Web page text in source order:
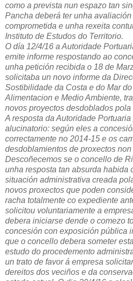
como a prevista nun espazo tan
Pancha deberá ter unha
comprometida e unha rexeita
Instituto de Estudos do Territorio.
O día 12/4/16 a Autoridade
emite informe respostando ao
unha petición recibida o 18 de
solicitaba un novo informe da
Sostibilidade da Costa e do Mar
Alimentacion e Medio Ambiente,
novos proyectos desdoblados
A resposta da Autoridade
alucinatorio: según eles a
correctamente no 2014-15 e os
desdoblamientos de proxectos
Descoñecemos se o concello de
unha resposta tan absurda habida
situación administrativa creada
novos proxectos que poden
racha totalmente co expediente
solicitou voluntariamente a
debera iniciarse dende o comezo
concesión con exposición pública
que o concello debera someter
estudo do procedemento
un trato de favor á empresa
dereitos dos veciños e da